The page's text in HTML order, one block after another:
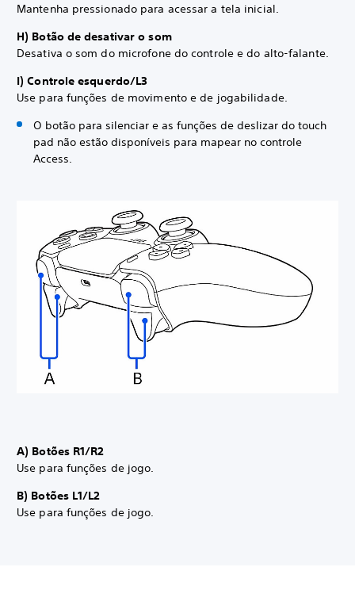
Mantenha pressionado para acessar a tela inicial.
H) Botão de desativar o som
Desativa o som do microfone do controle e do alto-falante.
I) Controle esquerdo/L3
Use para funções de movimento e de jogabilidade.
O botão para silenciar e as funções de deslizar do touch
pad não estão disponíveis para mapear no controle
Access.
A) Botões R1/R2
Use para funções de jogo.
B) Botões L1/L2
Use para funções de jogo.